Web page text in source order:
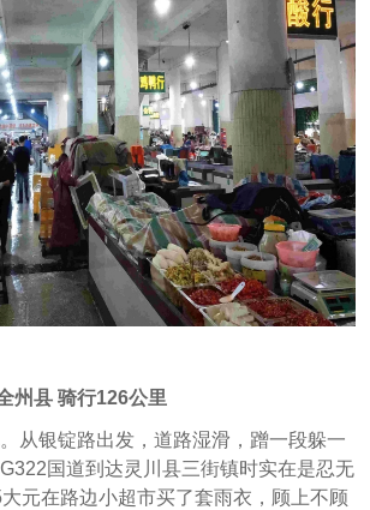
州县 骑行126公里
从银锭路出发，道路湿滑，蹭一段躲一
国道到达灵川县三街镇时实在是忍无
元在路边小超市买了套雨衣，顾上不顾